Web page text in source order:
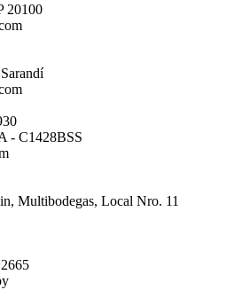
20100
- C1428BSS
Multibodegas, Local Nro. 11